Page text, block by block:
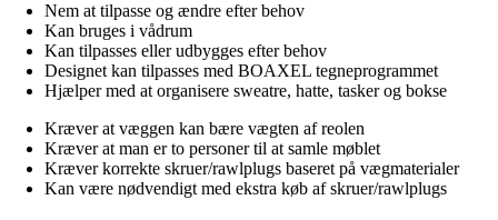
Nem at tilpasse og ændre efter behov
Kan bruges i vådrum
Kan tilpasses eller udbygges efter behov
Designet kan tilpasses med BOAXEL tegneprogrammet
Hjælper med at organisere sweatre, hatte, tasker og bokse
Kræver at væggen kan bære vægten af reolen
Kræver at man er to personer til at samle møblet
Kræver korrekte skruer/rawlplugs baseret på vægmaterialer
Kan være nødvendigt med ekstra køb af skruer/rawlplugs